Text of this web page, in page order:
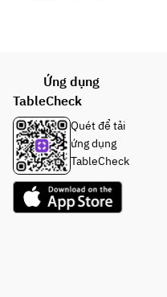
Ứng dụng
TableCheck
Quét để tải
ứng dụng
TableCheck